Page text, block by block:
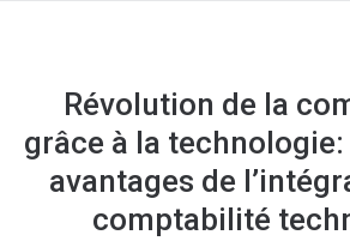
Révolution de la
grâce à la
avantages de
comptabilité